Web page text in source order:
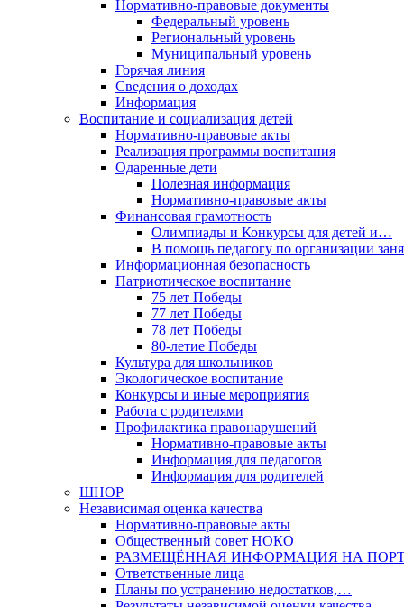
Нормативно-правовые документы
Федеральный уровень
Региональный уровень
Муниципальный уровень
Горячая линия
Сведения о доходах
Информация
Воспитание и социализация детей
Нормативно-правовые акты
Реализация программы воспитания
Одаренные дети
Полезная информация
Нормативно-правовые акты
Финансовая грамотность
Олимпиады и Конкурсы для детей и…
В помощь педагогу по организации
Информационная безопасность
Патриотическое воспитание
75 лет Победы
77 лет Победы
78 лет Победы
80-летие Победы
Культура для школьников
Экологическое воспитание
Конкурсы и иные мероприятия
Работа с родителями
Профилактика правонарушений
Нормативно-правовые акты
Информация для педагогов
Информация для родителей
ШНОР
Независимая оценка качества
Нормативно-правовые акты
Общественный совет НОКО
РАЗМЕЩЁННАЯ ИНФОРМАЦИЯ НА
Ответственные лица
Планы по устранению недостатков,…